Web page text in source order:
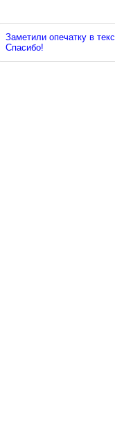
Заметили опечатку в
Спасибо!